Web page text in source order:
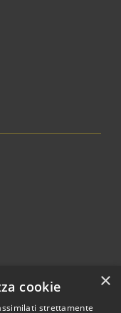
×
cookie
strettamente